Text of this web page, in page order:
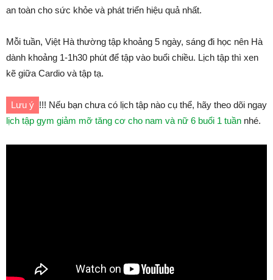
an toàn cho sức khỏe và phát triển hiệu quả nhất.
Mỗi tuần, Việt Hà thường tập khoảng 5 ngày, sáng đi học nên Hà
dành khoảng 1-1h30 phút để tập vào buổi chiều. Lịch tập thì xen
kẽ giữa Cardio và tập tạ.
Lưu ý !!! Nếu bạn chưa có lịch tập nào cụ thể, hãy theo dõi ngay
lịch tập gym giảm mỡ tăng cơ cho nam và nữ 6 buổi 1 tuần nhé.